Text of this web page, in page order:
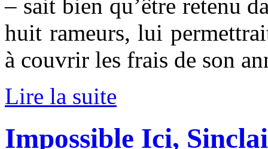
– sait bien qu’être retenu
huit rameurs, lui
à couvrir les frais de son
Lire la suite
Impossible Ici,